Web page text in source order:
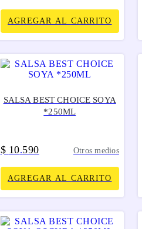
AGREGAR AL CARRITO
SALSA BEST CHOICE SOYA
*250ML
$ 10.590 Otros medios
AGREGAR AL CARRITO